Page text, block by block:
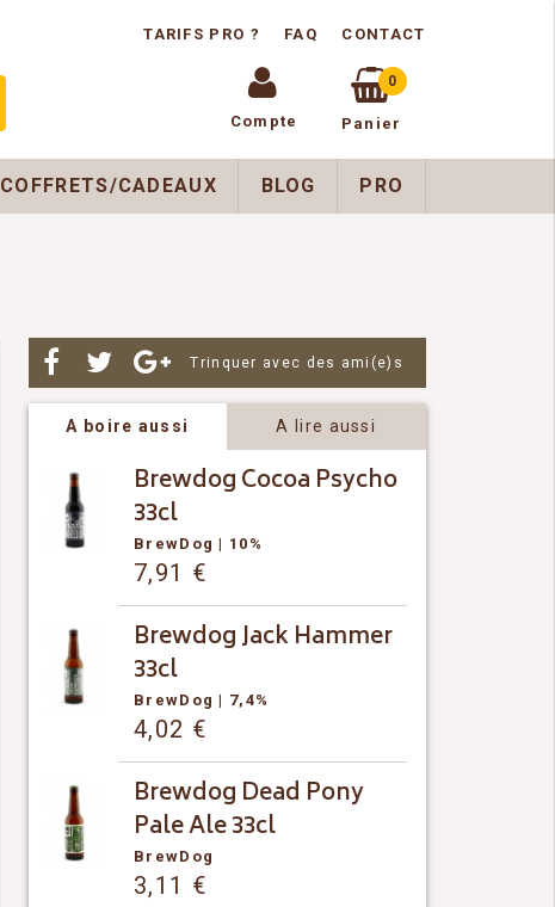
TARIFS PRO ? FAQ CONTACT
Compte
0
Panier
COFFRETS/CADEAUX BLOG PRO
Trinquer avec des ami(e)s
A boire aussi A lire aussi
Brewdog Cocoa Psycho
33cl
BrewDog | 10%
7,91 €
Brewdog Jack Hammer
33cl
BrewDog | 7,4%
4,02 €
Brewdog Dead Pony
Pale Ale 33cl
BrewDog
3,11 €